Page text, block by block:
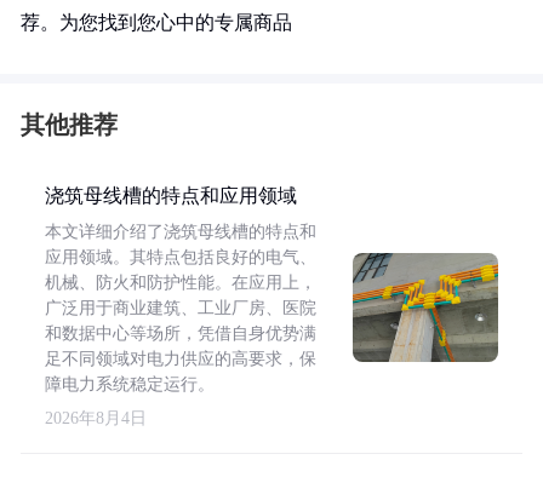
荐。为您找到您心中的专属商品
其他推荐
浇筑母线槽的特点和应用领域
本文详细介绍了浇筑母线槽的特点和
应用领域。其特点包括良好的电气、
机械、防火和防护性能。在应用上，
广泛用于商业建筑、工业厂房、医院
和数据中心等场所，凭借自身优势满
足不同领域对电力供应的高要求，保
障电力系统稳定运行。
2026年8月4日